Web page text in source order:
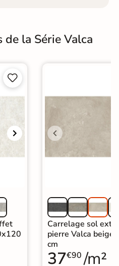
la Série Valca


Carrelage sol
pierre Valca beige
cm
37€90 /m²